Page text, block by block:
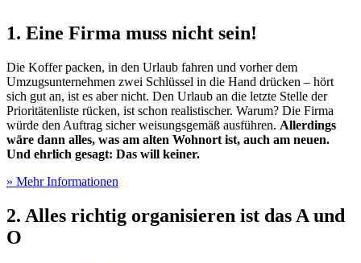
1. Eine Firma muss nicht sein!
Die Koffer packen, in den Urlaub fahren und vorher dem
Umzugsunternehmen zwei Schlüssel in die Hand drücken – hört
sich gut an, ist es aber nicht. Den Urlaub an die letzte Stelle der
Prioritätenliste rücken, ist schon realistischer. Warum? Die Firma
würde den Auftrag sicher weisungsgemäß ausführen. Allerdings
wäre dann alles, was am alten Wohnort ist, auch am neuen.
Und ehrlich gesagt: Das will keiner.
» Mehr Informationen
2. Alles richtig organisieren ist das A und
O